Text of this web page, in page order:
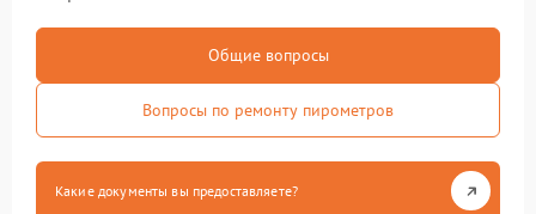
Общие вопросы
Вопросы по ремонту пирометров
Какие документы вы предоставляете?